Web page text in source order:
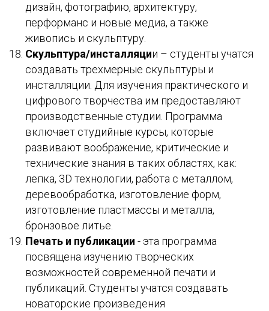
дизайн, фотографию, архитектуру,
перформанс и новые медиа, а также
живопись и скульптуру.
Скульптура/инсталляции – студенты учатся
создавать трехмерные скульптуры и
инсталляции. Для изучения практического и
цифрового творчества им предоставляют
производственные студии. Программа
включает студийные курсы, которые
развивают воображение, критические и
технические знания в таких областях, как:
лепка, 3D технологии, работа с металлом,
деревообработка, изготовление форм,
изготовление пластмассы и металла,
бронзовое литье.
Печать и публикации - эта программа
посвящена изучению творческих
возможностей современной печати и
публикаций. Студенты учатся создавать
новаторские произведения